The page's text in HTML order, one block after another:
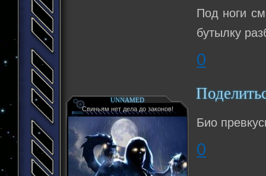
Под ноги
бутылку
0
UNNAMED
Свиньям нет дела до законов!
Био
0